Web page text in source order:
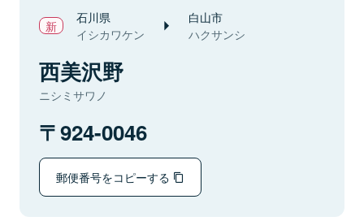
石川県
イシカワケン
白山市
ハクサンシ
西美沢野
ニシミサワノ
924-0046
郵便番号をコピーする